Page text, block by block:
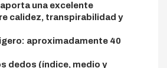
una excelente
calidez, transpirabilidad y
aproximadamente 40
dedos (índice, medio y